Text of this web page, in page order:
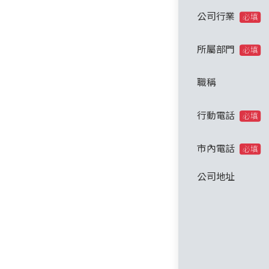
公司行業 必填
所屬部門 必填
職稱
行動電話 必填
市內電話 必填
公司地址